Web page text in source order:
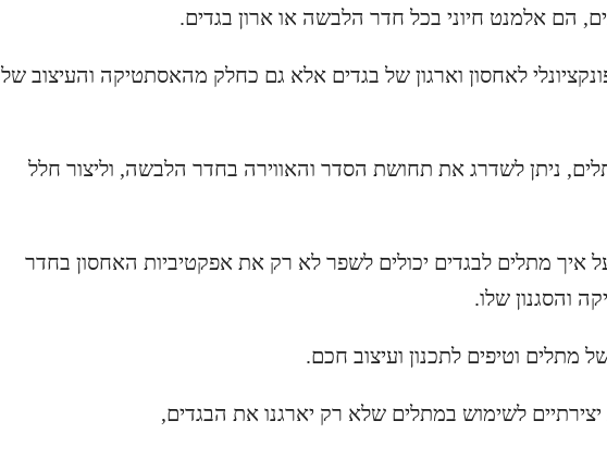
הם אלמנט חיוני בכל חדר הלבשה או ארון בגדים.
לאחסון וארגון של בגדים אלא גם כחלק מהאסתטיקה והעיצוב של
ניתן לשדרג את תחושת הסדר והאווירה בחדר הלבשה, וליצור חלל
מתלים לבגדים יכולים לשפר לא רק את אפקטיביות האחסון בחדר
והסגנון שלו.
מתלים וטיפים לתכנון ועיצוב חכם.
לשימוש במתלים שלא רק יארגנו את הבגדים,